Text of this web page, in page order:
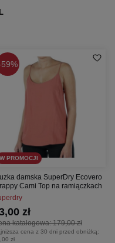
L
59%
W PROMOCJI
damska SuperDry Ecovero
Cami Top na ramiączkach
katalogowa:179,00 zł
zł
cena z 30 dni przed obniżką:
zł